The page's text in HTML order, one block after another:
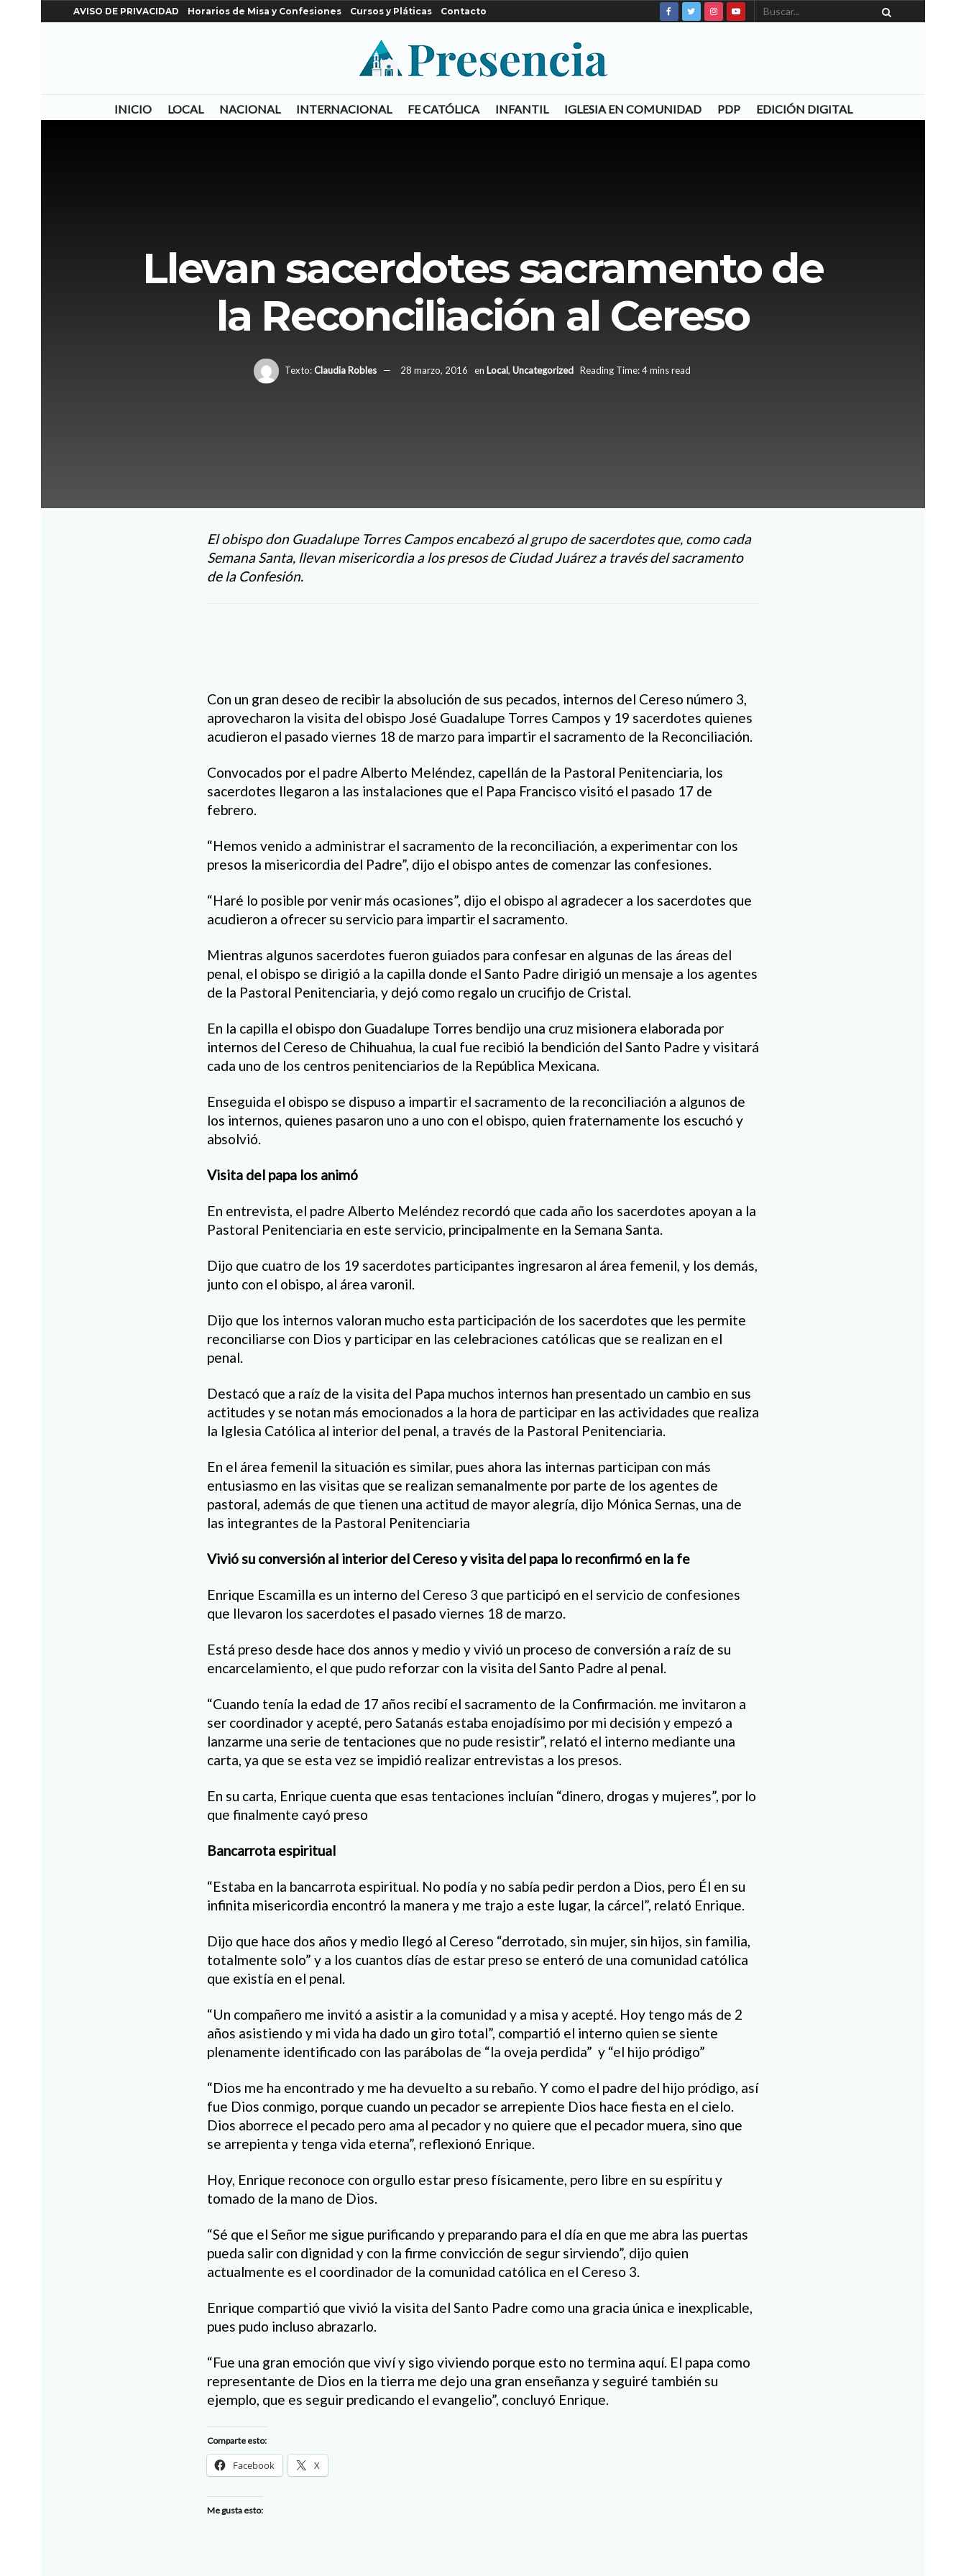
AVISO DE PRIVACIDAD Horarios de Misa y Confesiones Cursos y Pláticas Contacto
INICIO LOCAL NACIONAL INTERNACIONAL FE CATÓLICA INFANTIL IGLESIA EN COMUNIDAD PDP EDICIÓN DIGITAL
Llevan sacerdotes sacramento de
la Reconciliación al Cereso
Texto: Claudia Robles 28 marzo, 2016 en Local, Uncategorized Reading Time: 4 mins read
El obispo don Guadalupe Torres Campos encabezó al grupo de sacerdotes que, como cada
Semana Santa, llevan misericordia a los presos de Ciudad Juárez a través del sacramento
de la Confesión.
Con un gran deseo de recibir la absolución de sus pecados, internos del Cereso número 3,
aprovecharon la visita del obispo José Guadalupe Torres Campos y 19 sacerdotes quienes
acudieron el pasado viernes 18 de marzo para impartir el sacramento de la Reconciliación.
Convocados por el padre Alberto Meléndez, capellán de la Pastoral Penitenciaria, los
sacerdotes llegaron a las instalaciones que el Papa Francisco visitó el pasado 17 de
febrero.
“Hemos venido a administrar el sacramento de la reconciliación, a experimentar con los
presos la misericordia del Padre”, dijo el obispo antes de comenzar las confesiones.
“Haré lo posible por venir más ocasiones”, dijo el obispo al agradecer a los sacerdotes que
acudieron a ofrecer su servicio para impartir el sacramento.
Mientras algunos sacerdotes fueron guiados para confesar en algunas de las áreas del
penal, el obispo se dirigió a la capilla donde el Santo Padre dirigió un mensaje a los agentes
de la Pastoral Penitenciaria, y dejó como regalo un crucifijo de Cristal.
En la capilla el obispo don Guadalupe Torres bendijo una cruz misionera elaborada por
internos del Cereso de Chihuahua, la cual fue recibió la bendición del Santo Padre y visitará
cada uno de los centros penitenciarios de la República Mexicana.
Enseguida el obispo se dispuso a impartir el sacramento de la reconciliación a algunos de
los internos, quienes pasaron uno a uno con el obispo, quien fraternamente los escuchó y
absolvió.
Visita del papa los animó
En entrevista, el padre Alberto Meléndez recordó que cada año los sacerdotes apoyan a la
Pastoral Penitenciaria en este servicio, principalmente en la Semana Santa.
Dijo que cuatro de los 19 sacerdotes participantes ingresaron al área femenil, y los demás,
junto con el obispo, al área varonil.
Dijo que los internos valoran mucho esta participación de los sacerdotes que les permite
reconciliarse con Dios y participar en las celebraciones católicas que se realizan en el
penal.
Destacó que a raíz de la visita del Papa muchos internos han presentado un cambio en sus
actitudes y se notan más emocionados a la hora de participar en las actividades que realiza
la Iglesia Católica al interior del penal, a través de la Pastoral Penitenciaria.
En el área femenil la situación es similar, pues ahora las internas participan con más
entusiasmo en las visitas que se realizan semanalmente por parte de los agentes de
pastoral, además de que tienen una actitud de mayor alegría, dijo Mónica Sernas, una de
las integrantes de la Pastoral Penitenciaria
Vivió su conversión al interior del Ceresoy visita del papa lo reconfirmó en la fe
Enrique Escamilla es un interno del Cereso 3 que participó en el servicio de confesiones
que llevaron los sacerdotes el pasado viernes 18 de marzo.
Está preso desde hace dos annos y medio y vivió un proceso de conversión a raíz de su
encarcelamiento, el que pudo reforzar con la visita del Santo Padre al penal.
“Cuando tenía la edad de 17 años recibí el sacramento de la Confirmación. me invitaron a
ser coordinador y acepté, pero Satanás estaba enojadísimo por mi decisión y empezó a
lanzarme una serie de tentaciones que no pude resistir”, relató el interno mediante una
carta, ya que se esta vez se impidió realizar entrevistas a los presos.
En su carta, Enrique cuenta que esas tentaciones incluían “dinero, drogas y mujeres”, por lo
que finalmente cayó preso
Bancarrota espiritual
“Estaba en la bancarrota espiritual. No podía y no sabía pedir perdon a Dios, pero Él en su
infinita misericordia encontró la manera y me trajo a este lugar, la cárcel”, relató Enrique.
Dijo que hace dos años y medio llegó al Cereso “derrotado, sin mujer, sin hijos, sin familia,
totalmente solo” y a los cuantos días de estar preso se enteró de una comunidad católica
que existía en el penal.
“Un compañero me invitó a asistir a la comunidad y a misa y acepté. Hoy tengo más de 2
años asistiendo y mi vida ha dado un giro total”, compartió el interno quien se siente
plenamente identificado con las parábolas de “la oveja perdida” y “el hijo pródigo”
“Dios me ha encontrado y me ha devuelto a su rebaño. Y como el padre del hijo pródigo, así
fue Dios conmigo, porque cuando un pecador se arrepiente Dios hace fiesta en el cielo.
Dios aborrece el pecado pero ama al pecador y no quiere que el pecador muera, sino que
se arrepienta y tenga vida eterna”, reflexionó Enrique.
Hoy, Enrique reconoce con orgullo estar preso físicamente, pero libre en su espíritu y
tomado de la mano de Dios.
“Sé que el Señor me sigue purificando y preparando para el día en que me abra las puertas
pueda salir con dignidad y con la firme convicción de segur sirviendo”, dijo quien
actualmente es el coordinador de la comunidad católica en el Cereso 3.
Enrique compartió que vivió la visita del Santo Padre como una gracia única e inexplicable,
pues pudo incluso abrazarlo.
“Fue una gran emoción que viví y sigo viviendo porque esto no termina aquí. El papa como
representante de Dios en la tierra me dejo una gran enseñanza y seguiré también su
ejemplo, que es seguir predicando el evangelio”, concluyó Enrique.
Comparte esto:
Facebook X
Me gusta esto: